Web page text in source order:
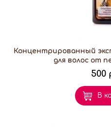
Концентрированный
для волос от
500
В